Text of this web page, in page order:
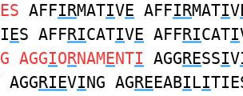
ES AFFIRMATIVE AFFIRMATIV
ES AFFRICATIVE AFFRICATI
AGGIORNAMENTI AGGRESSIV
AGGRIEVING AGREEABILI